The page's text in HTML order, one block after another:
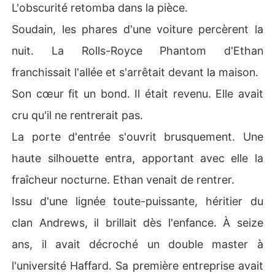
L'obscurité retomba dans la pièce.
Soudain, les phares d'une voiture percèrent la
nuit. La Rolls-Royce Phantom d'Ethan
franchissait l'allée et s'arrêtait devant la maison.
Son cœur fit un bond. Il était revenu. Elle avait
cru qu'il ne rentrerait pas.
La porte d'entrée s'ouvrit brusquement. Une
haute silhouette entra, apportant avec elle la
fraîcheur nocturne. Ethan venait de rentrer.
Issu d'une lignée toute-puissante, héritier du
clan Andrews, il brillait dès l'enfance. À seize
ans, il avait décroché un double master à
l'université Haffard. Sa première entreprise avait